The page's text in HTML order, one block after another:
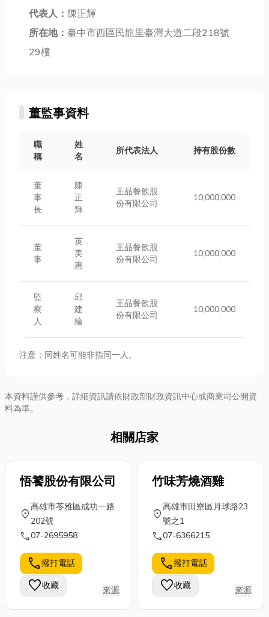
代表人： 陳正輝
所在地： 臺中市西區民龍里臺灣大道二段218號
29樓
董監事資料
職
稱
姓
名
所代表法人 持有股份數
董
事
長
陳
正
輝
王品餐飲股
份有限公司
10,000,000
董
事
英
美
惠
王品餐飲股
份有限公司
10,000,000
監
察
人
邱
建
綸
王品餐飲股
份有限公司
10,000,000
注意：同姓名可能非指同一人。
本資料謹供參考，詳細資訊請依財政部財政資訊中心或商業司公開資
料為準。
相關店家
悟饕股份有限公司
location_on
高雄市苓雅區成功一路
202號
call07-2695958
call撥打電話
favorite收藏 來源
竹味芳燒酒雞
location_on
高雄市田寮區月球路23
號之1
call07-6366215
call撥打電話
favorite收藏 來源